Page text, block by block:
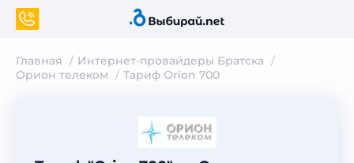
Главная
Интернет-провайдеры Братска
Орион телеком
Тариф Orion 700